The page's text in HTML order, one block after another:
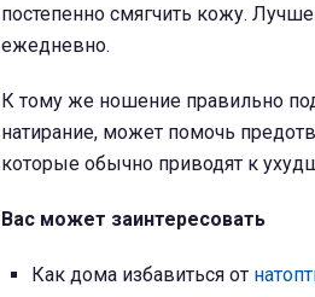
постепенно смягчить кожу. Лучше
ежедневно.
К тому же ношение правильно
натирание, может помочь
которые обычно приводят к
Вас может заинтересовать
Как дома избавиться от